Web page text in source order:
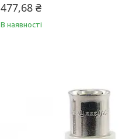
477,68 ₴
В наявності